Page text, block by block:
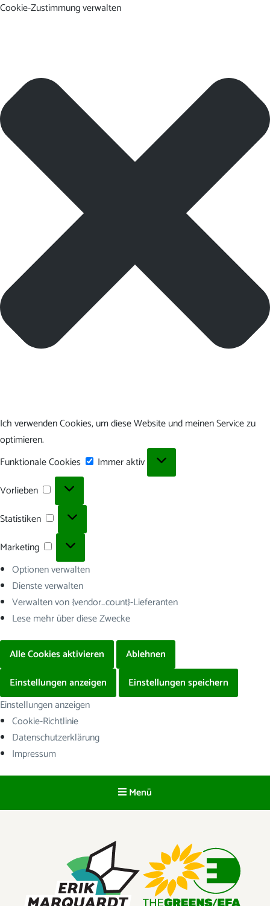
Cookie-Zustimmung verwalten
Ich verwenden Cookies, um diese Website und meinen Service zu
optimieren.
Funktionale Cookies
Funktionale
Immer aktiv
Vorlieben
Vorlieben
Statistiken Statistiken
Marketing
Marketing
Optionen verwalten
Dienste verwalten
Verwalten von {vendor_count}-Lieferanten
Lese mehr über diese Zwecke
Alle Cookies aktivieren
Ablehnen
Einstellungen anzeigen
Einstellungen speichern
Einstellungen anzeigen
Cookie-Richtlinie
Datenschutzerklärung
Impressum
Menü